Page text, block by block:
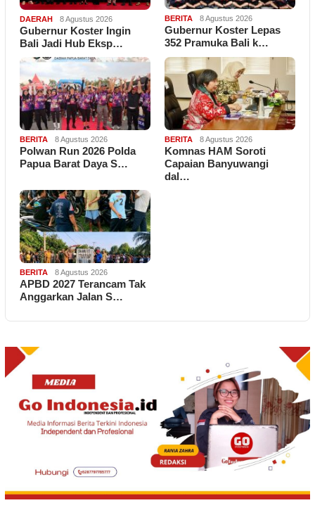
DAERAH 8 Agustus 2026
Gubernur Koster Ingin
Bali Jadi Hub Eksp…
BERITA 8 Agustus 2026
Gubernur Koster Lepas
352 Pramuka Bali k…
BERITA 8 Agustus 2026
Polwan Run 2026 Polda
Papua Barat Daya S…
BERITA 8 Agustus 2026
Komnas HAM Soroti
Capaian Banyuwangi
dal…
BERITA 8 Agustus 2026
APBD 2027 Terancam Tak
Anggarkan Jalan S…